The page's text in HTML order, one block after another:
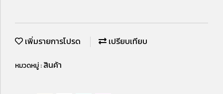
เพิ่มรายการโปรด เปรียบเทียบ
หมวดหมู่ :สินค้า